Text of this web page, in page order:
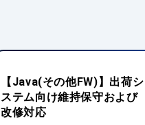
【Java(その他FW)】出荷シ
ステム向け維持保守および
改修対応